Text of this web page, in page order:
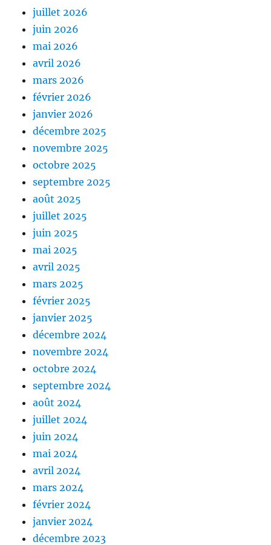
juillet 2026
juin 2026
mai 2026
avril 2026
mars 2026
février 2026
janvier 2026
décembre 2025
novembre 2025
octobre 2025
septembre 2025
août 2025
juillet 2025
juin 2025
mai 2025
avril 2025
mars 2025
février 2025
janvier 2025
décembre 2024
novembre 2024
octobre 2024
septembre 2024
août 2024
juillet 2024
juin 2024
mai 2024
avril 2024
mars 2024
février 2024
janvier 2024
décembre 2023